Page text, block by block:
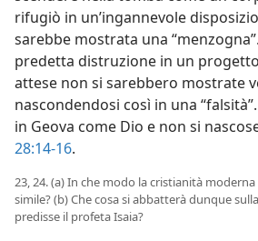
rifugiò in un’ingannevole
sarebbe mostrata una
predetta distruzione in un
attese non si sarebbero mostrate
nascondendosi così in una
in Geova come Dio e non si
28:14-16.
23, 24. (a) In che modo la cristianità
simile? (b) Che cosa si abbatterà dunque
predisse il profeta Isaia?